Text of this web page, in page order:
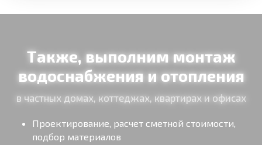
Также, выполним монтаж
водоснабжения и отопления
в частных домах, коттеджах, квартирах и офисах
Проектирование, расчет сметной стоимости,
подбор материалов